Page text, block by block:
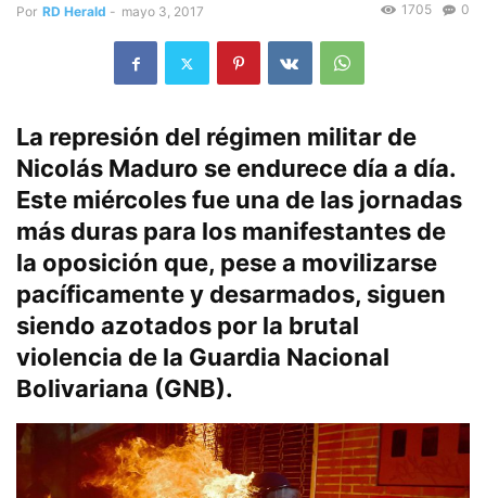
Por RD Herald - mayo 3, 2017 0
1705
La represión del régimen militar de
Nicolás Maduro se endurece día a día.
Este miércoles fue una de las jornadas
más duras para los manifestantes de
la oposición que, pese a movilizarse
pacíficamente y desarmados, siguen
siendo azotados por la brutal
violencia de la Guardia Nacional
Bolivariana (GNB).